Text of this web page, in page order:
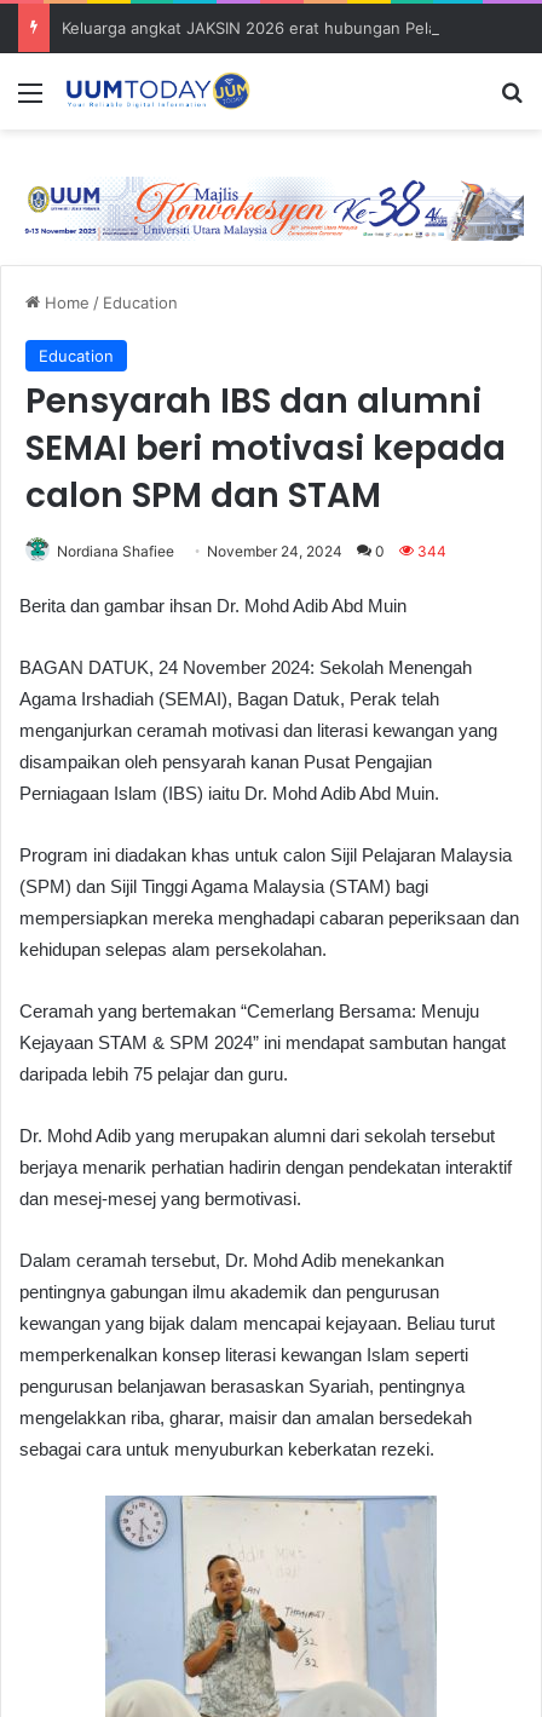
Menu
Home / Education
Education
Pensyarah IBS dan alumni
SEMAI beri motivasi kepada
calon SPM dan STAM
Nordiana Shafiee November 24, 2024 0 344
Berita dan gambar ihsan Dr. Mohd Adib Abd Muin
BAGAN DATUK, 24 November 2024: Sekolah Menengah
Agama Irshadiah (SEMAI), Bagan Datuk, Perak telah
menganjurkan ceramah motivasi dan literasi kewangan yang
disampaikan oleh pensyarah kanan Pusat Pengajian
Perniagaan Islam (IBS) iaitu Dr. Mohd Adib Abd Muin.
Program ini diadakan khas untuk calon Sijil Pelajaran Malaysia
(SPM) dan Sijil Tinggi Agama Malaysia (STAM) bagi
mempersiapkan mereka menghadapi cabaran peperiksaan dan
kehidupan selepas alam persekolahan.
Ceramah yang bertemakan “Cemerlang Bersama: Menuju
Kejayaan STAM & SPM 2024” ini mendapat sambutan hangat
daripada lebih 75 pelajar dan guru.
Dr. Mohd Adib yang merupakan alumni dari sekolah tersebut
berjaya menarik perhatian hadirin dengan pendekatan interaktif
dan mesej-mesej yang bermotivasi.
Dalam ceramah tersebut, Dr. Mohd Adib menekankan
pentingnya gabungan ilmu akademik dan pengurusan
kewangan yang bijak dalam mencapai kejayaan. Beliau turut
memperkenalkan konsep literasi kewangan Islam seperti
pengurusan belanjawan berasaskan Syariah, pentingnya
mengelakkan riba, gharar, maisir dan amalan bersedekah
sebagai cara untuk menyuburkan keberkatan rezeki.